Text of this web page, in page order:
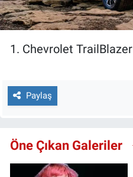
1. Chevrolet TrailBlazer
Paylaş
Öne Çıkan Galeriler